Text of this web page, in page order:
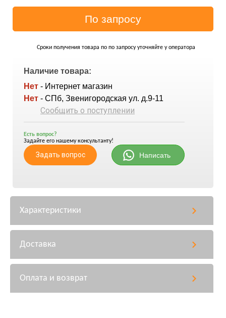
Сроки получения товара по по запросу уточняйте у оператора
Наличие товара:
Нет - Интернет магазин
Нет - СПб, Звенигородская ул. д.9-11
Сообщить о поступлении
Есть вопрос?
Задайте его нашему консультанту!
Задать вопрос Написать
Характеристики
Доставка
Оплата и возврат